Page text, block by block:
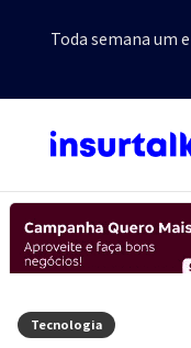
Toda semana um
Tecnologia